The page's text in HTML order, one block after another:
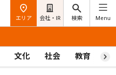
エリア 会社・IR 検索 Menu
文化 社会 教育 ス